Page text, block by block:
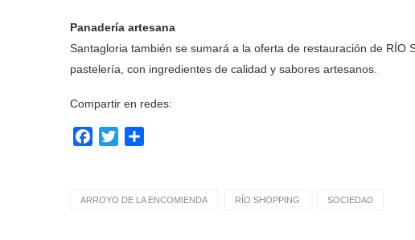
Panadería artesana
Santagloria también se sumará a la oferta de restauración de RÍO
pastelería, con ingredientes de calidad y sabores artesanos.
Compartir en redes:
Facebook
Twitter
ARROYO DE LA ENCOMIENDA RÍO SHOPPING SOCIEDAD